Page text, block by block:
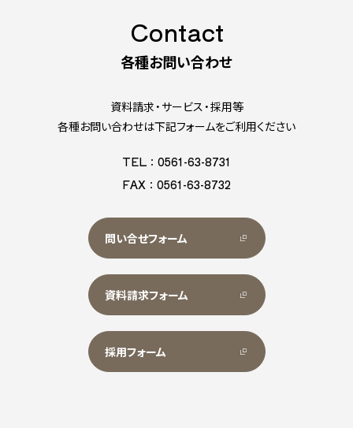
Contact
各種お問い合わせ
資料請求・サービス・採用等
各種お問い合わせは下記フォームをご利用ください
TEL：0561-63-8731
FAX：0561-63-8732
問い合せフォーム
資料請求フォーム
採用フォーム